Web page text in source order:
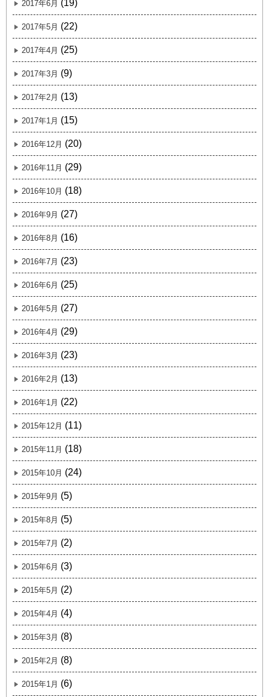
2017年6月 (19)
2017年5月 (22)
2017年4月 (25)
2017年3月 (9)
2017年2月 (13)
2017年1月 (15)
2016年12月 (20)
2016年11月 (29)
2016年10月 (18)
2016年9月 (27)
2016年8月 (16)
2016年7月 (23)
2016年6月 (25)
2016年5月 (27)
2016年4月 (29)
2016年3月 (23)
2016年2月 (13)
2016年1月 (22)
2015年12月 (11)
2015年11月 (18)
2015年10月 (24)
2015年9月 (5)
2015年8月 (5)
2015年7月 (2)
2015年6月 (3)
2015年5月 (2)
2015年4月 (4)
2015年3月 (8)
2015年2月 (8)
2015年1月 (6)